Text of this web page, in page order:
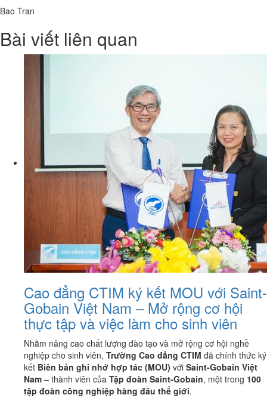
Bao Tran
Bài viết liên quan
Cao đẳng CTIM ký kết MOU với Saint-
Gobain Việt Nam – Mở rộng cơ hội
thực tập và việc làm cho sinh viên
Nhằm nâng cao chất lượng đào tạo và mở rộng cơ hội nghề
nghiệp cho sinh viên, Trường Cao đẳng CTIM đã chính thức ký
kết Biên bản ghi nhớ hợp tác (MOU) với Saint-Gobain Việt
Nam – thành viên của Tập đoàn Saint-Gobain, một trong 100
tập đoàn công nghiệp hàng đầu thế giới.